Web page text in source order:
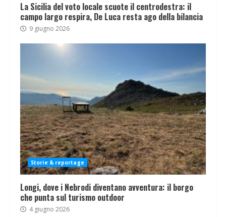
La Sicilia del voto locale scuote il centrodestra: il
campo largo respira, De Luca resta ago della bilancia
9 giugno 2026
Storie & reportage
Longi, dove i Nebrodi diventano avventura: il borgo
che punta sul turismo outdoor
4 giugno 2026